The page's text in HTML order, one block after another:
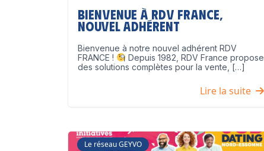
Bienvenue à RDV France,
nouvel adhérent
Bienvenue à notre nouvel adhérent RDV
FRANCE !
Depuis 1982, RDV France propose
des solutions complètes pour la vente, […]
Lire la suite
Le réseau GEYVO